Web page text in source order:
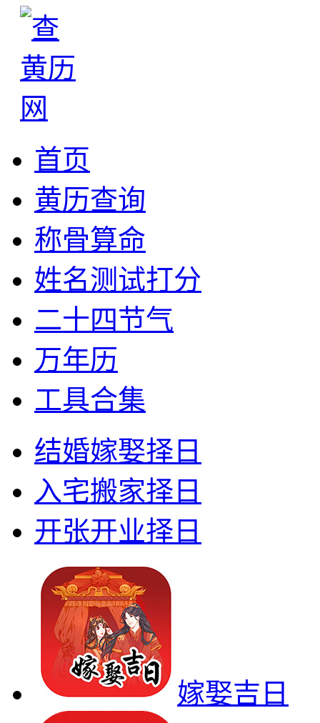
首页
黄历查询
称骨算命
姓名测试打分
二十四节气
万年历
工具合集
结婚嫁娶择日
入宅搬家择日
开张开业择日
嫁娶吉日